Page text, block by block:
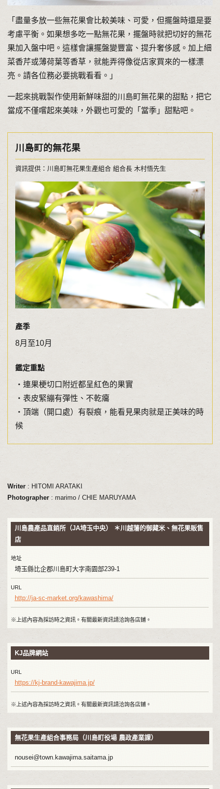
「盡量多放一些無花果會比較美味、可愛，但擺盤時還是要
考慮平衡。如果想多吃一點無花果，擺盤時就把切好的無花
果加入盤中吧。這樣會讓擺盤變豐富、提升奢侈感。加上細
菜香芹或薄荷葉等香草，就能弄得像從店家買來的一樣漂
亮。請各位務必要挑戰看看。」
一起來挑戰製作使用新鮮味甜的川島町無花果的甜點，把它
當成不僅嚐起來美味，外觀也可愛的「當季」甜點吧。
川島町的無花果
資訊提供：川島町無花果生產組合 組合長 木村悟先生
產季
8月至10月
鑑定重點
・連果梗切口附近都呈紅色的果實
・表皮緊繃有彈性、不乾癟
・頂端（開口處）有裂痕，能看見果肉就是正美味的時
候
Writer: HITOMI ARATAKI
Photographer: marimo / CHIE MARUYAMA
川島農產品直銷所（JA埼玉中央） ＊川越藩的御藏米、無花果販售
店
地址
埼玉縣比企郡川島町大字南園部239-1
URL
http://ja-sc-market.org/kawashima/
※上述內容為採訪時之資訊。有關最新資訊請洽詢各店鋪。
KJ品牌網站
URL
https://kj-brand-kawajima.jp/
※上述內容為採訪時之資訊。有關最新資訊請洽詢各店鋪。
無花果生產組合事務局（川島町役場 農政產業課）
nousei@town.kawajima.saitama.jp